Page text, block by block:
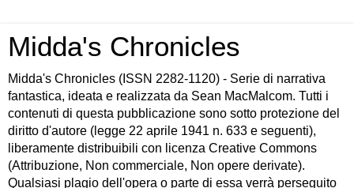
Midda's Chronicles
Midda's Chronicles (ISSN 2282-1120) - Serie di narrativa
fantastica, ideata e realizzata da Sean MacMalcom. Tutti i
contenuti di questa pubblicazione sono sotto protezione del
diritto d'autore (legge 22 aprile 1941 n. 633 e seguenti),
liberamente distribuibili con licenza Creative Commons
(Attribuzione, Non commerciale, Non opere derivate).
Qualsiasi plagio dell'opera o parte di essa verrà perseguito